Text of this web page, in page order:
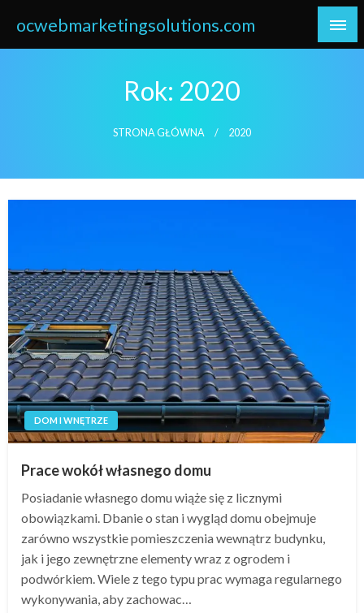
content
ocwebmarketingsolutions.com
Rok: 2020
STRONA GŁÓWNA 2020
DOM I WNĘTRZE
Prace wokół własnego domu
Posiadanie własnego domu wiąże się z licznymi
obowiązkami. Dbanie o stan i wygląd domu obejmuje
zarówno wszystkie pomieszczenia wewnątrz budynku,
jak i jego zewnętrzne elementy wraz z ogrodem i
podwórkiem. Wiele z tego typu prac wymaga regularnego
wykonywania, aby zachowac…